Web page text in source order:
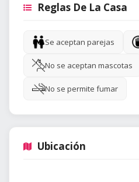
Reglas De La Casa
Se aceptan parejas
No se aceptan mascotas
No se permite fumar
Ubicación